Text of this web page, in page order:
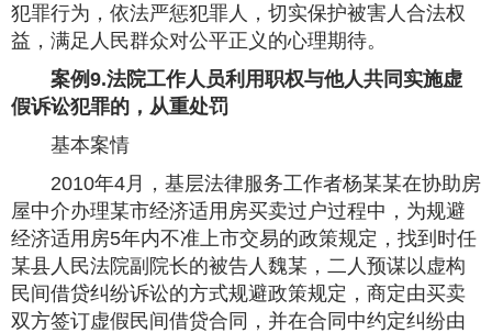
犯罪行为，依法严惩犯罪人，切实保护被害人合法权
益，满足人民群众对公平正义的心理期待。
案例9.法院工作人员利用职权与他人共同实施虚
假诉讼犯罪的，从重处罚
基本案情
2010年4月，基层法律服务工作者杨某某在协助房
屋中介办理某市经济适用房买卖过户过程中，为规避
经济适用房5年内不准上市交易的政策规定，找到时任
某县人民法院副院长的被告人魏某，二人预谋以虚构
民间借贷纠纷诉讼的方式规避政策规定，商定由买卖
双方签订虚假民间借贷合同，并在合同中约定纠纷由